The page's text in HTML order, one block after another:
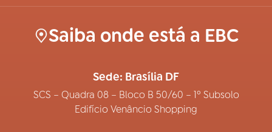
Saiba onde está a EBC
Sede: Brasília DF
SCS – Quadra 08 – Bloco B 50/60 – 1º Subsolo
Edifício Venâncio Shopping